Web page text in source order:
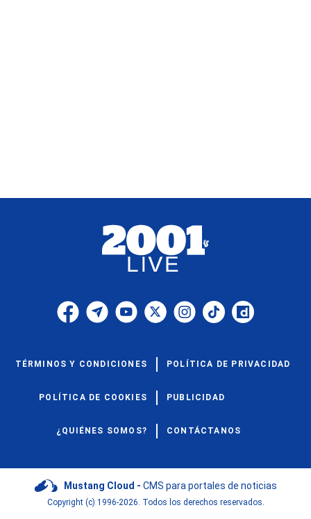
TÉRMINOS Y CONDICIONES POLÍTICA DE PRIVACIDAD
POLÍTICA DE COOKIES PUBLICIDAD
¿QUIÉNES SOMOS? CONTÁCTANOS
Mustang Cloud - CMS para portales de noticias
Copyright (c) 1996-2026. Todos los derechos reservados.